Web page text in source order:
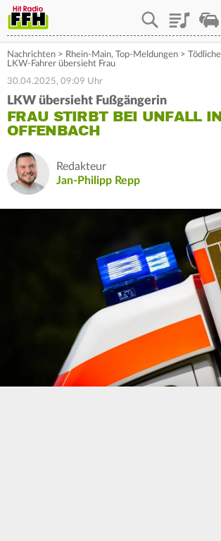
Playlist
Nachrichten > Rhein-Main, Top-Meldungen >
LKW-Fahrer übersieht Frau
30.04.2025, 09:09 Uhr
LKW übersieht Fußgängerin
FRAU STIRBT BEI UNFALL
OFFENBACH
Redakteur
Jan-Philipp Repp